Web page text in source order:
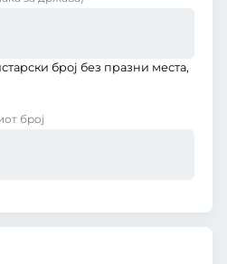
број без празни места,
број